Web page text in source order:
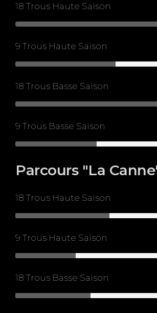
18 Trous Haute Saison
9 Trous Haute Saison
18 Trous Basse Saison
9 Trous Basse Saison
Parcours "La
18 Trous Haute Saison
9 Trous Haute Saison
18 Trous Basse Saison